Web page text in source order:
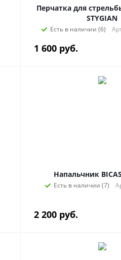
Перчатка для стрельбы BUCK
STYGIAN
Есть в наличии (6)
1 600 руб.
Напальчник
Есть в наличии (7)
2 200 руб.